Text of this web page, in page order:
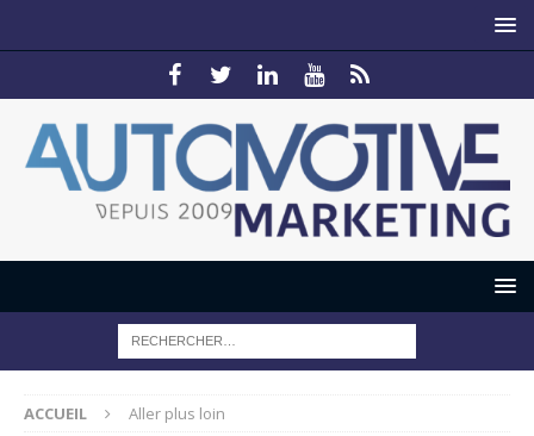
ACCUEIL Aller plus loin